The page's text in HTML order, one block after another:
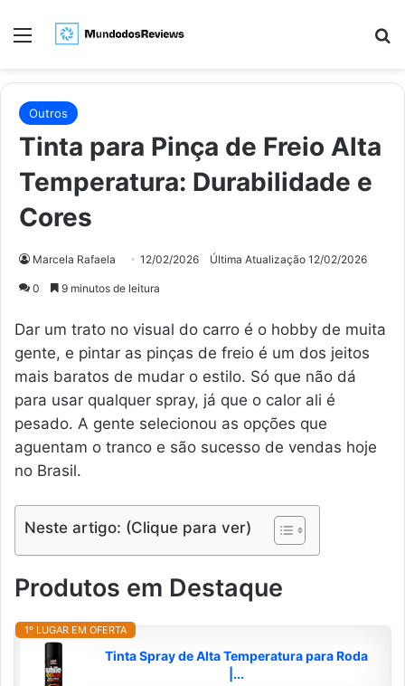
Menu
Outros
Tinta para Pinça de Freio Alta
Temperatura: Durabilidade e
Cores
Marcela Rafaela 12/02/2026 Última Atualização 12/02/2026
0 9 minutos de leitura
Dar um trato no visual do carro é o hobby de muita
gente, e pintar as pinças de freio é um dos jeitos
mais baratos de mudar o estilo. Só que não dá
para usar qualquer spray, já que o calor ali é
pesado. A gente selecionou as opções que
aguentam o tranco e são sucesso de vendas hoje
no Brasil.
Neste artigo: (Clique para ver)
Produtos em Destaque
1º LUGAR EM OFERTA
Tinta Spray de Alta Temperatura para Roda
|...